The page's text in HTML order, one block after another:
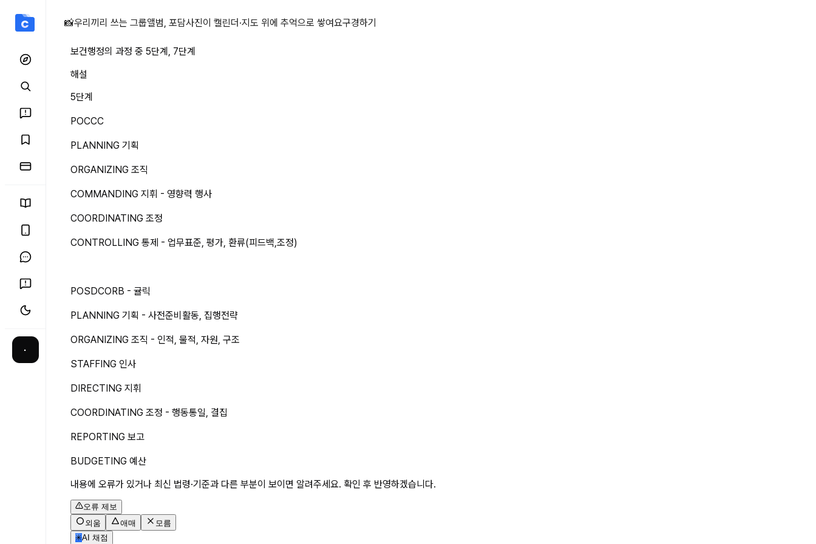
·
보건행정의 과정 중 5단계, 7단계 상세 페이지
📸우리끼리 쓰는 그룹앨범, 포담사진이 캘린더·지도 위에 추억으로 쌓여요구경하기
보건행정의 과정 중 5단계, 7단계
해설
5단계
POCCC
PLANNING 기획
ORGANIZING 조직
COMMANDING 지휘 - 영향력 행사
COORDINATING 조정
CONTROLLING 통제 - 업무표준, 평가, 환류(피드백,조정)
POSDCORB - 귤릭
PLANNING 기획 - 사전준비활동, 집행전략
ORGANIZING 조직 - 인적, 물적, 자원, 구조
STAFFING 인사
DIRECTING 지휘
COORDINATING 조정 - 행동통일, 결집
REPORTING 보고
BUDGETING 예산
내용에 오류가 있거나 최신 법령·기준과 다른 부분이 보이면 알려주세요. 확인 후 반영하겠습니다.
오류 제보
외움
애매
모름
✳AI 채점